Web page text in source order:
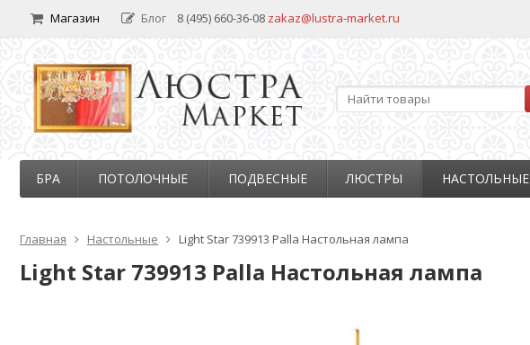
Магазин Блог 8 (495) 660-36-08 zakaz@lustra-market.ru
БРА ПОТОЛОЧНЫЕ ПОДВЕСНЫЕ ЛЮСТРЫ НАСТОЛЬНЫЕ
Главная Настольные Light Star 739913 Palla Настольная лампа
Light Star 739913 Palla Настольная лампа